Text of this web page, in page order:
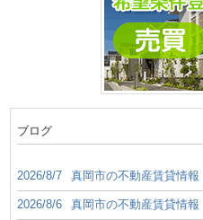
ブログ
2026/8/7 真岡市の不動産賃貸情
2026/8/6 真岡市の不動産賃貸情